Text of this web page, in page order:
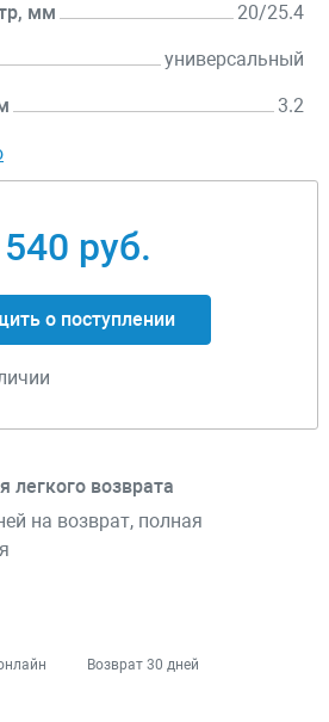
мм 20/25.4
универсальный
3.2
руб.
о поступлении
легкого возврата
на возврат, полная
Возврат 30 дней